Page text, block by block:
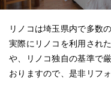
リノコは埼玉県内で多数
実際にリノコを利用され
や、リノコ独自の基準で
おりますので、是非リフ